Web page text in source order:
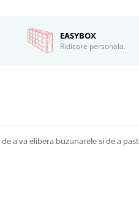
EASYBOX
Ridicare personala.
a va elibera buzunarele si de a